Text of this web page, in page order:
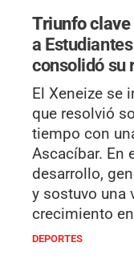
Triunfo clave
a
consolidó su
El Xeneize se
que resolvió
tiempo con
Ascacíbar. En
desarrollo,
y sostuvo una
crecimiento
DEPORTES